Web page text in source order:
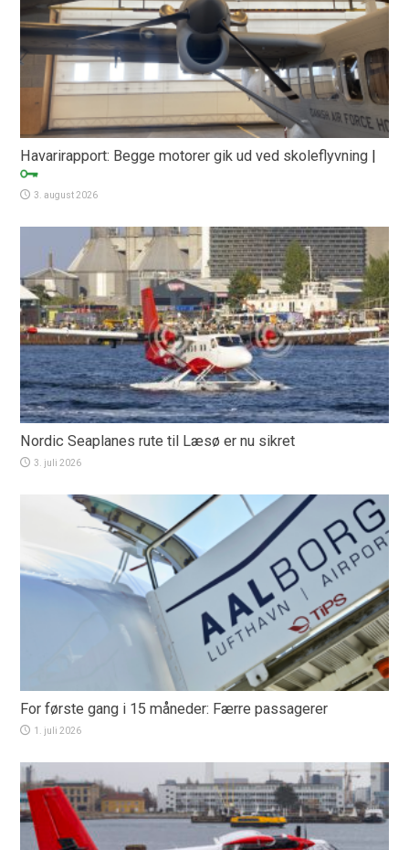
Havarirapport: Begge motorer gik ud ved skoleflyvning |
3. august 2026
Nordic Seaplanes rute til Læsø er nu sikret
3. juli 2026
For første gang i 15 måneder: Færre passagerer
1. juli 2026